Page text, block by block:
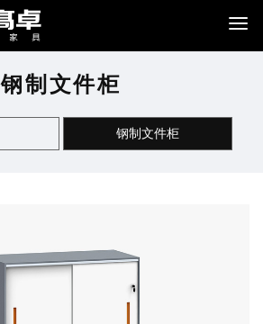
钢制文件柜
钢制文件柜